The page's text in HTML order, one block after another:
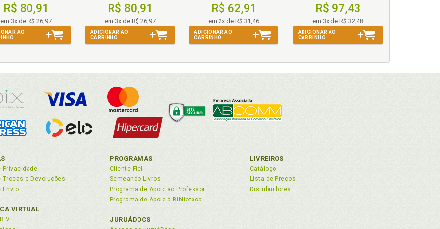
R$ 80,91
em 3x de R$ 26,97
AO
R$ 80,91
em 3x de R$ 26,97
ADICIONAR AO
CARRINHO
R$ 62,91
em 2x de R$ 31,46
ADICIONAR AO
CARRINHO
R$ 97,43
em 3x de R$ 32,48
ADICIONAR AO
CARRINHO
Privacidade
Trocas e Devoluções
Envio
VIRTUAL
PROGRAMAS
Cliente Fiel
Semeando Livros
Programa de Apoio ao Professor
Programa de Apoio à Biblioteca
JURUÁDOCS
LIVREIROS
Catálogo
Lista de Preços
Distribuidores